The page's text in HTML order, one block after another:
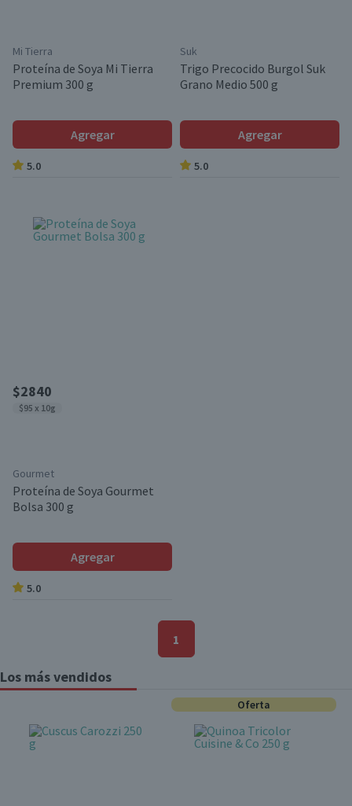
Mi Tierra
Proteína de Soya Mi Tierra
Premium 300 g
Agregar
5.0
Suk
Trigo Precocido Burgol Suk
Grano Medio 500 g
Agregar
5.0
$2840
$95 x 10g
Gourmet
Proteína de Soya Gourmet
Bolsa 300 g
Agregar
5.0
1
Los más vendidos
Oferta